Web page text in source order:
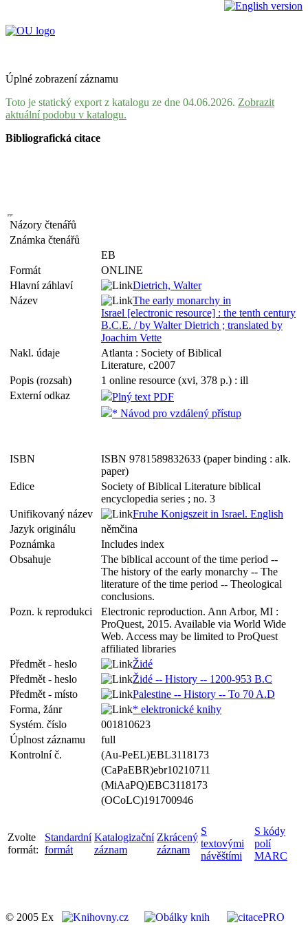
Úplné zobrazení záznamu
Toto je statický export z katalogu ze dne 04.06.2026. Zobrazit
aktuální podobu v katalogu.
Bibliografická citace
Názory čtenářů
Známka čtenářů
EB
Formát
ONLINE
Hlavní záhlaví
Dietrich, Walter
Název
The early monarchy in
Israel [electronic resource] : the tenth century
B.C.E. / by Walter Dietrich ; translated by
Joachim Vette
Nakl. údaje
Atlanta : Society of Biblical
Literature, c2007
Popis (rozsah)
1 online resource (xvi, 378 p.) : ill
Externí odkaz
Plný text PDF
* Návod pro vzdálený přístup
ISBN
ISBN 9781589832633 (paper binding : alk.
paper)
Edice
Society of Biblical Literature biblical
encyclopedia series ; no. 3
Unifikovaný název
Fruhe Konigszeit in Israel. English
Jazyk originálu
němčina
Poznámka
Includes index
Obsahuje
The biblical account of the time period --
The history of the early monarchy -- The
literature of the time period -- Theological
conclusions.
Pozn. k reprodukci
Electronic reproduction. Ann Arbor, MI :
ProQuest, 2015. Available via World Wide
Web. Access may be limited to ProQuest
affiliated libraries
Předmět - heslo
Židé
Předmět - heslo
Židé -- History -- 1200-953 B.C
Předmět - místo
Palestine -- History -- To 70 A.D
Forma, žánr
* elektronické knihy
Systém. číslo
001810623
Úplnost záznamu
full
Kontrolní č.
(Au-PeEL)EBL3118173
(CaPaEBR)ebr10210711
(MiAaPQ)EBC3118173
(OCoLC)191700946
Zvolte
formát:
Standardní
formát
Katalogizační
záznam
Zkrácený
záznam
S
textovými
návěštími
S kódy
polí
MARC
© 2005 Ex